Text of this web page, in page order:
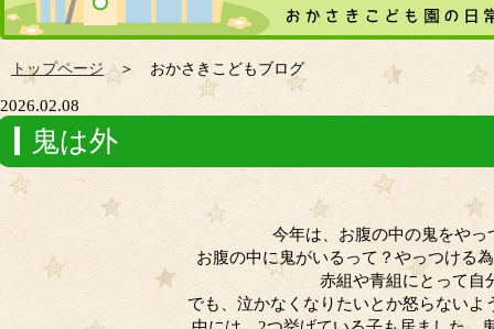
トップページ ＞ おかさきこどもブログ
2026.02.08
鬼は外
今年は、お腹の中の鬼をや
お腹の中に鬼がいるって？やっつける
赤組や青組にとって
でも、泣かなくなりたいとか怒らない